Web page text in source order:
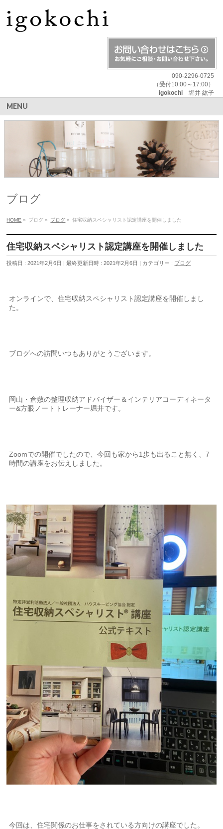
090-2296-0725
（受付10:00～17:00）
igokochi堀井 紘子
MENU
ブログ
HOME » ブログ » ブログ » 住宅収納スペシャリスト認定講座を開催しました
住宅収納スペシャリスト認定講座を開催しました
投稿日 : 2021年2月6日 最終更新日時 : 2021年2月6日 カテゴリー : ブログ
オンラインで、住宅収納スペシャリスト認定講座を開催しまし
た。
ブログへの訪問いつもありがとうございます。
岡山・倉敷の整理収納アドバイザー＆インテリアコーディネータ
ー&方眼ノートトレーナー堀井です。
Zoomでの開催でしたので、今回も家から1歩も出ること無く、7
時間の講座をお伝えしました。
今回は、住宅関係のお仕事をされている方向けの講座でした。